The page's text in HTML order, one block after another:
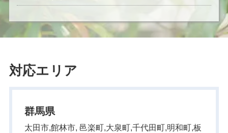
対応エリア
群馬県
太田市,館林市, 邑楽町,大泉町,千代田町,明和町,板